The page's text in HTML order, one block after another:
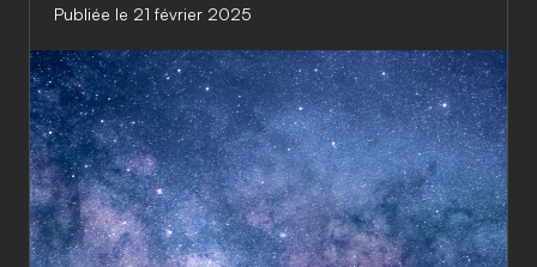
Publiée le 21 février 2025